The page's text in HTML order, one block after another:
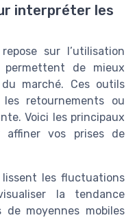
interpréter les
sur l’utilisation
permettent de mieux
marché. Ces outils
retournements ou
Voici les principaux
affiner vos prises de
lissent les fluctuations
la tendance
de moyennes mobiles